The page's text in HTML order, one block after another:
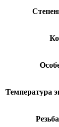
Температура